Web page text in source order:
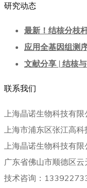
研究动态
最新！结核分枝
应用全基因组测
文献分享 | 结核
联系我们
上海晶诺生物科技有限
上海市浦东区张江高
上海晶诺生物科技有
广东省佛山市顺德区
技术咨询：